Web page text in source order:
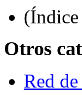
Otros
Red